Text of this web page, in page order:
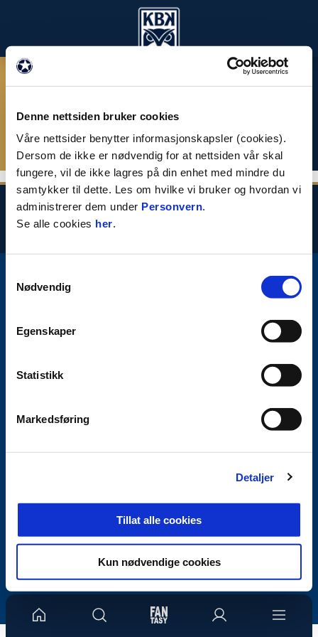
Denne nettsiden bruker cookies
Våre nettsider benytter informasjonskapsler (cookies).
Dersom de ikke er nødvendig for at nettsiden vår skal
fungere, vil de ikke lagres på din enhet med mindre du
samtykker til dette. Les om hvilke vi bruker og hvordan vi
administrerer dem under Personvern.
Se alle cookies her.
Nødvendig
Egenskaper
Statistikk
Markedsføring
Detaljer
Tillat alle cookies
Kun nødvendige cookies
MATCH NOT FOUND
E-post Kontakt oss
Facebook Youtube
Abonner på nyhetsbrev fra Kristiansund
Vilkår og betingelser Personvern